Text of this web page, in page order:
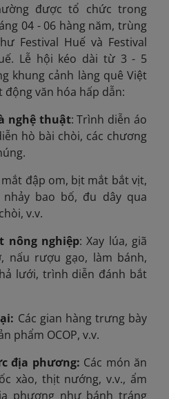
được tổ chức trong
04 - 06 hàng năm, trùng
Festival Huế và Festival
. Lễ hội kéo dài từ 3 - 5
khung cảnh làng quê Việt
văn hóa hấp dẫn:
nghệ thuật: Trình diễn áo
hò bài chòi, các chương
đập om, bịt mắt bắt vịt,
bao bố, đu dây qua
v.v.
nông nghiệp: Xay lúa, giã
nấu rượu gạo, làm bánh,
lưới, trình diễn đánh bắt
Các gian hàng trưng bày
phẩm OCOP, v.v.
địa phương: Các món ăn
xào, thịt nướng, v.v., ẩm
phương như bánh tráng